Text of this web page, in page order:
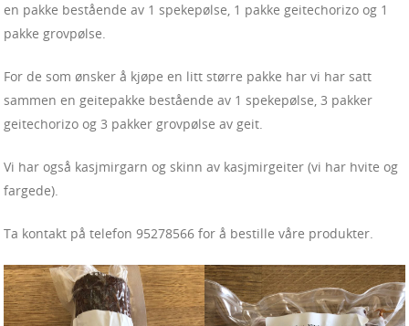
en pakke bestående av 1 spekepølse, 1 pakke geitechorizo og 1
pakke grovpølse.
For de som ønsker å kjøpe en litt større pakke har vi har satt
sammen en geitepakke bestående av 1 spekepølse, 3 pakker
geitechorizo og 3 pakker grovpølse av geit.
Vi har også kasjmirgarn og skinn av kasjmirgeiter (vi har hvite og
fargede).
Ta kontakt på telefon 95278566 for å bestille våre produkter.